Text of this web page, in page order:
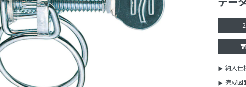
納入仕
完成図